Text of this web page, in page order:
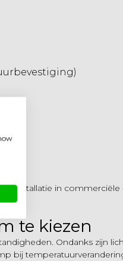
Installatie in
te kiezen
Ondanks zijn
bij